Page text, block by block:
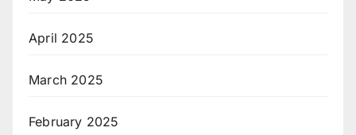
April 2025
March 2025
February 2025